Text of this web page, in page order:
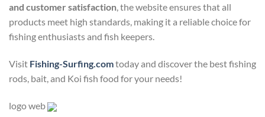
and customer satisfaction, the website ensures that all
products meet high standards, making it a reliable choice for
fishing enthusiasts and fish keepers.
Visit Fishing-Surfing.comtoday and discover the best fishing
rods, bait, and Koi fish food for your needs!
logo web